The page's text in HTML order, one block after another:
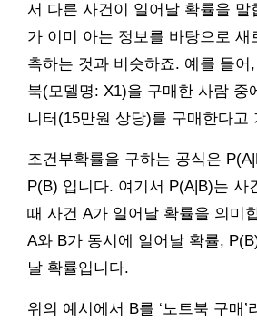
서 다른 사건이 일어날 확률을 말
가 이미 아는 정보를 바탕으로 새
측하는 것과 비슷하죠. 예를 들어
북(모델명: X1)을 구매한 사람 중
니터(15만원 상당)를 구매한다고
조건부확률을 구하는 공식은
P(B) 입니다. 여기서 P(A|B)는 사
때 사건 A가 일어날 확률을 의미
A와 B가 동시에 일어날 확률,
날 확률입니다.
위의 예시에서 B를 ‘노트북 구매’